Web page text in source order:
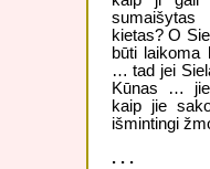
kietas? O
būti laikoma
… tad jei
Kūnas … jie
kaip jie
išmintingi
. . .